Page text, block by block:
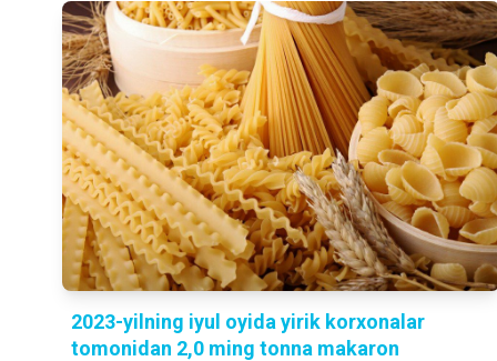
2023-yilning iyul oyida yirik korxonalar
tomonidan 2,0 ming tonna makaron